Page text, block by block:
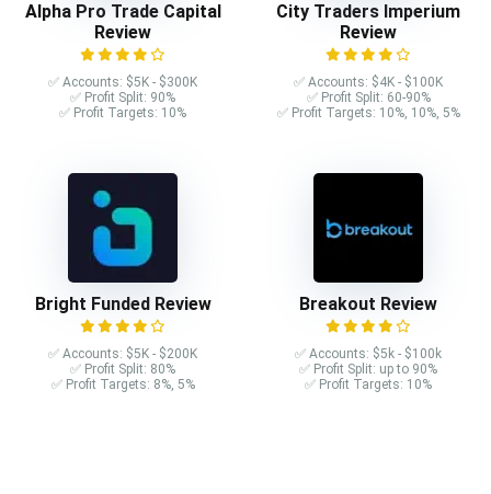
Alpha Pro Trade Capital
Review
✅ Accounts: $5K - $300K
✅ Profit Split: 90%
✅ Profit Targets: 10%
City Traders Imperium
Review
✅ Accounts: $4K - $100K
✅ Profit Split: 60-90%
✅ Profit Targets: 10%, 10%, 5%
Bright Funded Review
✅ Accounts: $5K - $200K
✅ Profit Split: 80%
✅ Profit Targets: 8%, 5%
Breakout Review
✅ Accounts: $5k - $100k
✅ Profit Split: up to 90%
✅ Profit Targets: 10%